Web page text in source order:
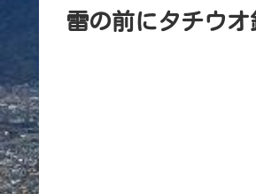
雷の前にタチウ